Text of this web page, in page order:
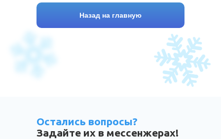
Назад на главную
Остались вопросы?
Задайте их в мессенжерах!